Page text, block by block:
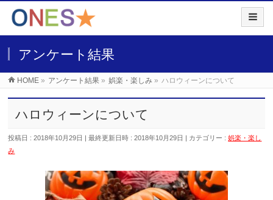
アンケート結果
HOME » アンケート結果 » 娯楽・楽しみ » ハロウィーンについて
ハロウィーンについて
投稿日 : 2018年10月29日 最終更新日時 : 2018年10月29日 カテゴリー :娯楽・楽し
み